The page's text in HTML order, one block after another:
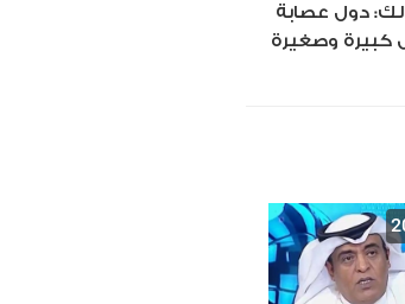
دول عصابة
وصغيرة